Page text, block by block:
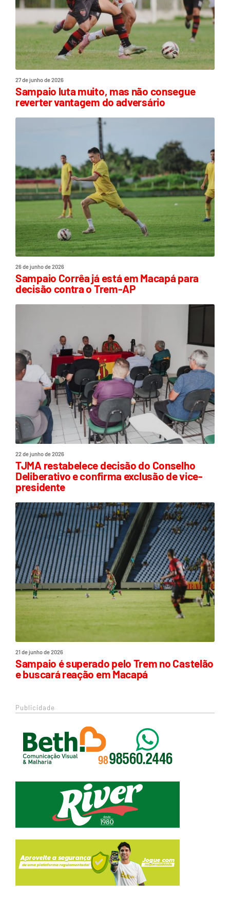
27 de junho de 2026
Sampaio luta muito, mas não consegue
reverter vantagem do adversário
26 de junho de 2026
Sampaio Corrêa já está em Macapá para
decisão contra o Trem-AP
22 de junho de 2026
TJMA restabelece decisão do Conselho
Deliberativo e confirma exclusão de vice-
presidente
21 de junho de 2026
Sampaio é superado pelo Trem no Castelão
e buscará reação em Macapá
Publicidade